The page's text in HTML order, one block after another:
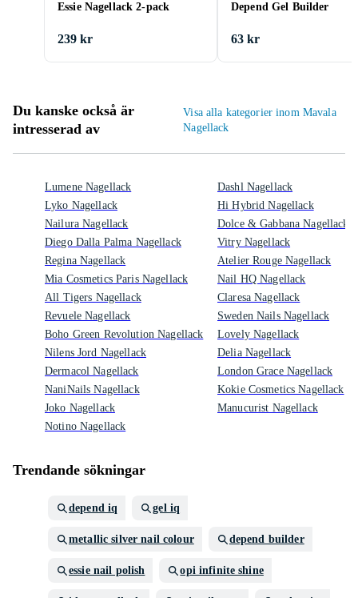
Essie Nagellack 2-pack
239 kr
Depend Gel Builder
63 kr
Du kanske också är
intresserad av
Visa alla kategorier inom Mavala
Nagellack
Lumene Nagellack
Lyko Nagellack
Nailura Nagellack
Diego Dalla Palma Nagellack
Regina Nagellack
Mia Cosmetics Paris Nagellack
All Tigers Nagellack
Revuele Nagellack
Boho Green Revolution Nagellack
Nilens Jord Nagellack
Dermacol Nagellack
NaniNails Nagellack
Joko Nagellack
Notino Nagellack
Dashl Nagellack
Hi Hybrid Nagellack
Dolce & Gabbana Nagellack
Vitry Nagellack
Atelier Rouge Nagellack
Nail HQ Nagellack
Claresa Nagellack
Sweden Nails Nagellack
Lovely Nagellack
Delia Nagellack
London Grace Nagellack
Kokie Cosmetics Nagellack
Manucurist Nagellack
Trendande sökningar
depend iq gel iq
metallic silver nail colour depend builder
essie nail polish opi infinite shine